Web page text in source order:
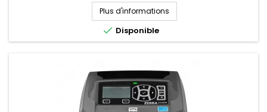
Plus d'informations
 Disponible